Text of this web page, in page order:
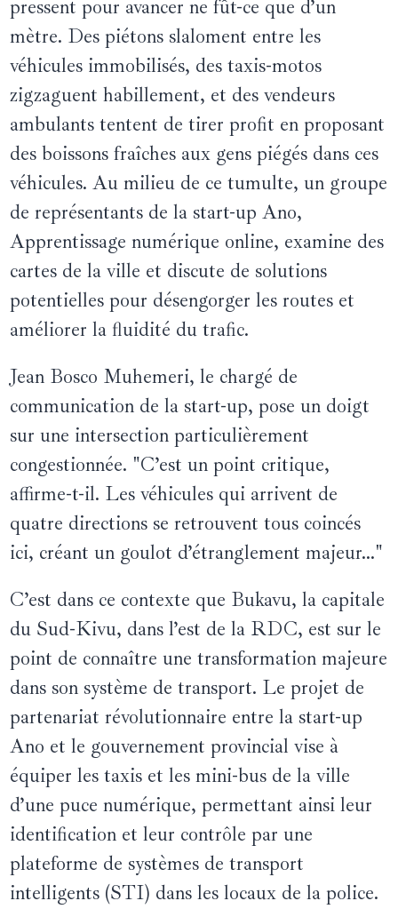
pressent pour avancer ne fût-ce que d’un
mètre. Des piétons slaloment entre les
véhicules immobilisés, des taxis-motos
zigzaguent habillement, et des vendeurs
ambulants tentent de tirer profit en proposant
des boissons fraîches aux gens piégés dans ces
véhicules. Au milieu de ce tumulte, un groupe
de représentants de la start-up Ano,
Apprentissage numérique online, examine des
cartes de la ville et discute de solutions
potentielles pour désengorger les routes et
améliorer la fluidité du trafic.
Jean Bosco Muhemeri, le chargé de
communication de la start-up, pose un doigt
sur une intersection particulièrement
congestionnée. "C’est un point critique,
affirme-t-il. Les véhicules qui arrivent de
quatre directions se retrouvent tous coincés
ici, créant un goulot d’étranglement majeur…"
C’est dans ce contexte que Bukavu, la capitale
du Sud-Kivu, dans l’est de la RDC, est sur le
point de connaître une transformation majeure
dans son système de transport. Le projet de
partenariat révolutionnaire entre la start-up
Ano et le gouvernement provincial vise à
équiper les taxis et les mini-bus de la ville
d’une puce numérique, permettant ainsi leur
identification et leur contrôle par une
plateforme de systèmes de transport
intelligents (STI) dans les locaux de la police.